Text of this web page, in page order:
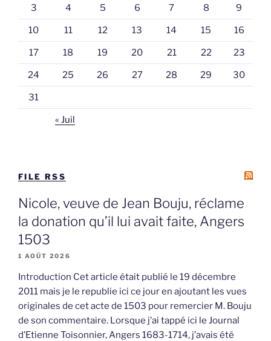
3 4 5 6 7 8 9
10 11 12 13 14 15 16
17 18 19 20 21 22 23
24 25 26 27 28 29 30
31
« Juil
FILE RSS
Nicole, veuve de Jean Bouju, réclame
la donation qu’il lui avait faite, Angers
1503
1 AOÛT 2026
Introduction Cet article était publié le 19 décembre
2011 mais je le republie ici ce jour en ajoutant les vues
originales de cet acte de 1503 pour remercier M. Bouju
de son commentaire. Lorsque j’ai tappé ici le Journal
d’Etienne Toisonnier, Angers 1683-1714, j’avais été